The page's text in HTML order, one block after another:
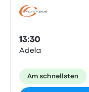
13:30
Adela
Am schnellsten